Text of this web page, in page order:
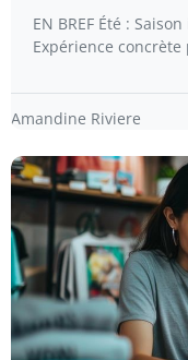
EN BREF Été :
Expérience
Amandine Riviere